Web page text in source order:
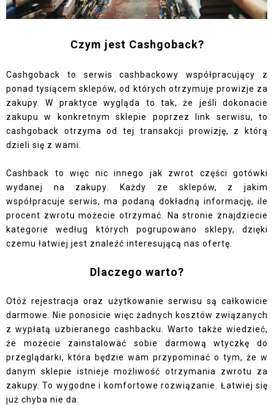
Czym jest Cashgoback?
Cashgoback to serwis cashbackowy współpracujący z
ponad tysiącem sklepów, od których otrzymuje prowizje za
zakupy. W praktyce wygląda to tak, że jeśli dokonacie
zakupu w konkretnym sklepie poprzez link serwisu, to
cashgoback otrzyma od tej transakcji prowizję, z którą
dzieli się z wami.
Cashback to więc nic innego jak zwrot części gotówki
wydanej na zakupy. Każdy ze sklepów, z jakim
współpracuje serwis, ma podaną dokładną informację, ile
procent zwrotu możecie otrzymać. Na stronie znajdziecie
kategorie według których pogrupowano sklepy, dzięki
czemu łatwiej jest znaleźć interesującą nas ofertę.
Dlaczego warto?
Otóż rejestracja oraz użytkowanie serwisu są całkowicie
darmowe. Nie ponosicie więc żadnych kosztów związanych
z wypłatą uzbieranego cashbacku. Warto także wiedzieć,
że możecie zainstalować sobie darmową wtyczkę do
przeglądarki, która będzie wam przypominać o tym, że w
danym sklepie istnieje możliwość otrzymania zwrotu za
zakupy. To wygodne i komfortowe rozwiązanie. Łatwiej się
już chyba nie da.